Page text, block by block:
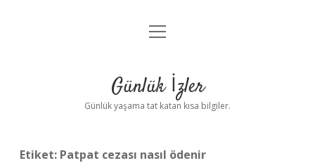
Anasayfa
Yasal Uyarı
menüyü
Günlük İzler
Günlük yaşama tat katan kısa bilgiler.
Etiket: Patpat cezası nasıl ödenir